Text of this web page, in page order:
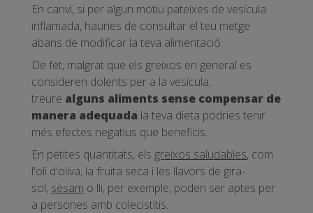
En canvi, si per algun motiu pateixes de vesícula
inflamada, hauries de consultar el teu metge
abans de modificar la teva alimentació.
De fet, malgrat que els greixos en general es
consideren dolents per a la vesícula,
treure alguns aliments sense compensar de
manera adequada la teva dieta podries tenir
més efectes negatius que beneficis.
En petites quantitats, els greixos saludables, com
l'oli d'oliva, la fruita seca i les llavors de gira-
sol, sèsam o lli, per exemple, poden ser aptes per
a persones amb colecistitis.